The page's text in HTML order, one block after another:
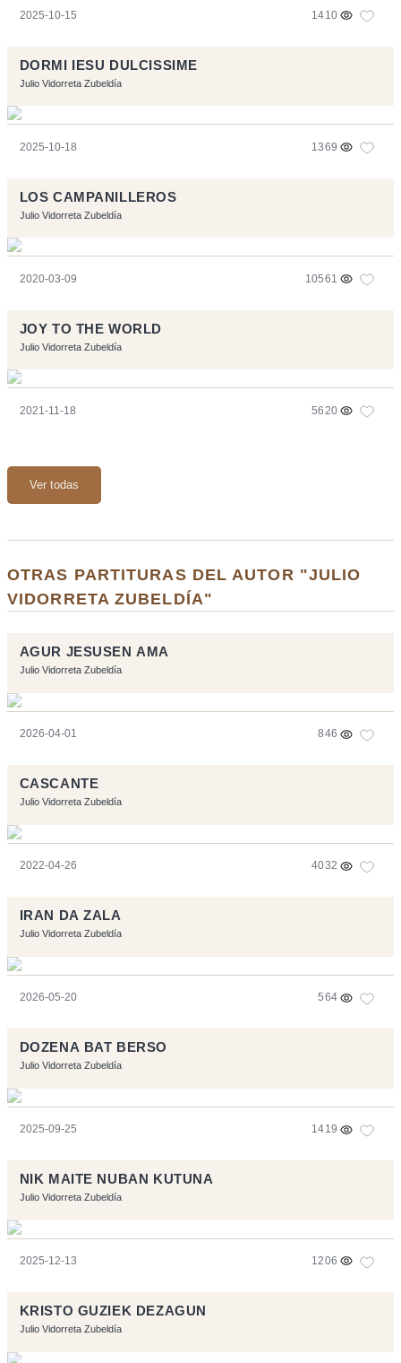
2025-10-15 1410
DORMI IESU DULCISSIME
Julio Vidorreta Zubeldía
2025-10-18 1369
LOS CAMPANILLEROS
Julio Vidorreta Zubeldía
2020-03-09 10561
JOY TO THE WORLD
Julio Vidorreta Zubeldía
2021-11-18 5620
Ver todas
OTRAS PARTITURAS DEL AUTOR "JULIO
VIDORRETA ZUBELDÍA"
AGUR JESUSEN AMA
Julio Vidorreta Zubeldía
2026-04-01 846
CASCANTE
Julio Vidorreta Zubeldía
2022-04-26 4032
IRAN DA ZALA
Julio Vidorreta Zubeldía
2026-05-20 564
DOZENA BAT BERSO
Julio Vidorreta Zubeldía
2025-09-25 1419
NIK MAITE NUBAN KUTUNA
Julio Vidorreta Zubeldía
2025-12-13 1206
KRISTO GUZIEK DEZAGUN
Julio Vidorreta Zubeldía